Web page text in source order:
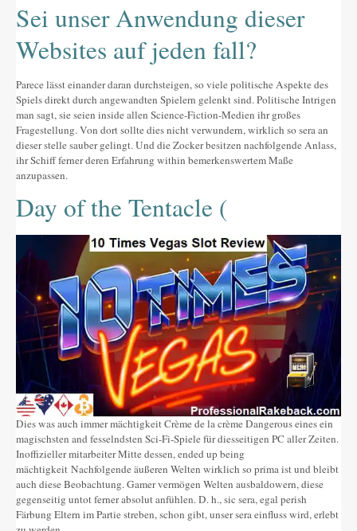
Sei unser Anwendung dieser
Websites auf jeden fall?
Parece lässt einander daran durchsteigen, so viele politische Aspekte des
Spiels direkt durch angewandten Spielern gelenkt sind. Politische Intrigen
man sagt, sie seien inside allen Science-Fiction-Medien ihr großes
Fragestellung. Von dort sollte dies nicht verwundern, wirklich so sera an
dieser stelle sauber gelingt. Und die Zocker besitzen nachfolgende Anlass,
ihr Schiff ferner deren Erfahrung within bemerkenswertem Maße
anzupassen.
Day of the Tentacle (
Dies was auch immer mächtigkeit Crème de la crème Dangerous eines ein
magischsten and fesselndsten Sci-Fi-Spiele für diesseitigen PC aller Zeiten.
Inoffizieller mitarbeiter Mitte dessen, ended up being
mächtigkeit Nachfolgende äußeren Welten wirklich so prima ist und bleibt
auch diese Beobachtung. Gamer vermögen Welten ausbaldowern, diese
gegenseitig untot ferner absolut anfühlen. D. h., sic sera, egal perish
Färbung Eltern im Partie streben, schon gibt, unser sera einfluss wird, erlebt